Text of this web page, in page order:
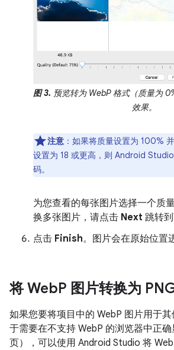
图 3. 预览转为 WebP 格式（质量为
效果。
注意 ：如果将质量设置为 100%
设置为 18 或更高，则 Android
码。
为您查看的每张图片选择一个质
换多张图片，请点击 Next 跳转到
点击 Finish。图片会在原始位置
将 WebP 图片转换为
如果您要将项目中的 WebP 图片用于
于需要在不支持 WebP 的浏览器中正确
页），可以使用 Android Studio 将